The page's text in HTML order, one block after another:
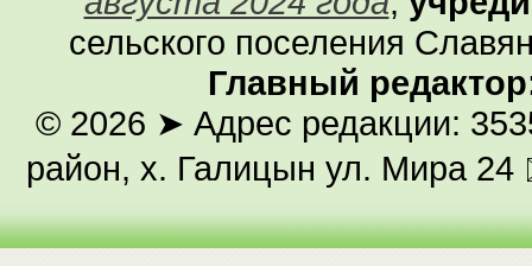
сельского поселения
Главный
© 2026 ➤ Адрес редакции:
район, х. Галицын ул. Мира